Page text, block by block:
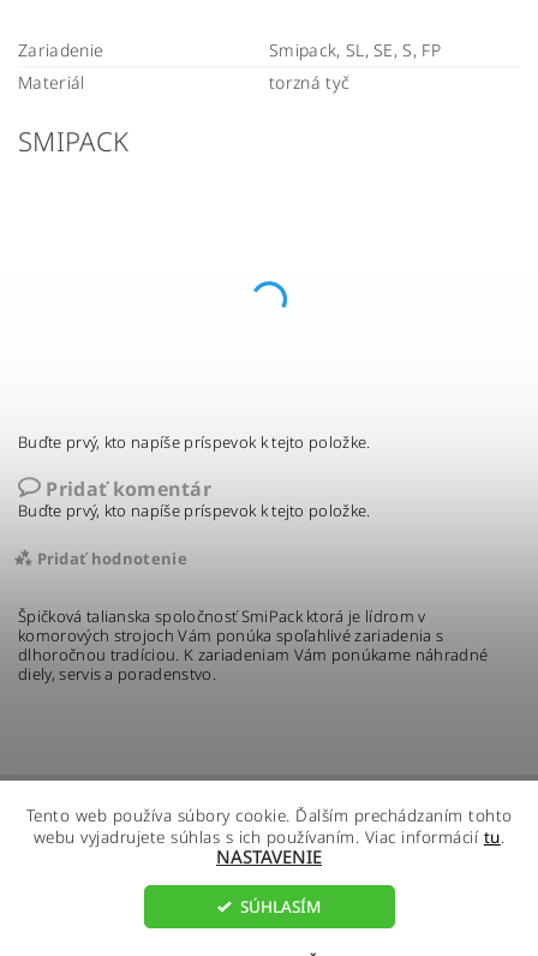
Zariadenie
Smipack, SL, SE, S, FP
Materiál
torzná tyč
SMIPACK
Buďte prvý, kto napíše príspevok k tejto položke.
Pridať komentár
Buďte prvý, kto napíše príspevok k tejto položke.
Pridať hodnotenie
Vložením hodnotenie súhlasíte spodmienkami
Špičková talianska spoločnosť SmiPack ktorá je lídrom v
komorových strojoch Vám ponúka spoľahlivé zariadenia s
dlhoročnou tradíciou. K zariadeniam Vám ponúkame náhradné
diely, servis a poradenstvo.
Tento web používa súbory cookie. Ďalším prechádzaním tohto
webu vyjadrujete súhlas s ich používaním. Viac informácií tu.
NASTAVENIE
SÚHLASÍM